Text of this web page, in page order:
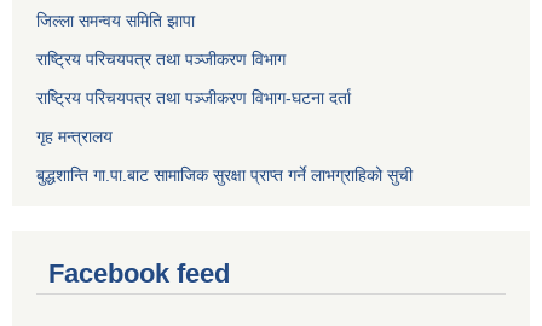
जिल्ला समन्वय समिति झापा
राष्ट्रिय परिचयपत्र तथा पञ्जीकरण विभाग
राष्ट्रिय परिचयपत्र तथा पञ्जीकरण विभाग-घटना दर्ता
गृह मन्त्रालय
बुद्धशान्ति गा.पा.बाट सामाजिक सुरक्षा प्राप्त गर्ने लाभग्राहिको सुची
Facebook feed